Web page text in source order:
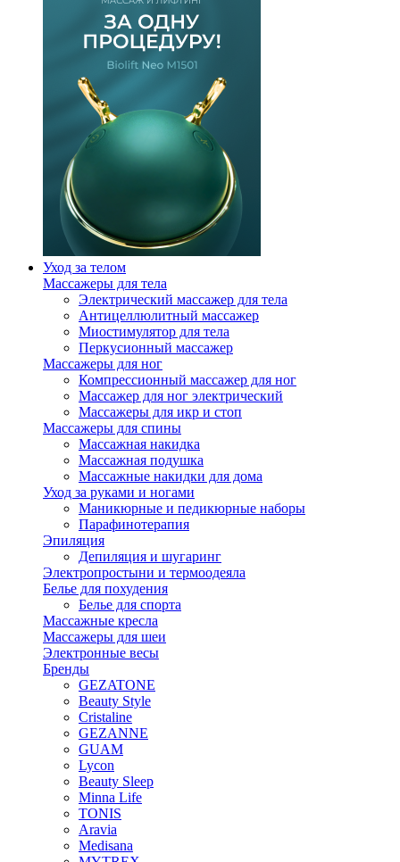
Уход за телом
Массажеры для тела
Электрический массажер для тела
Антицеллюлитный массажер
Миостимулятор для тела
Перкусионный массажер
Массажеры для ног
Компрессионный массажер для ног
Массажер для ног электрический
Массажеры для икр и стоп
Массажеры для спины
Массажная накидка
Массажная подушка
Массажные накидки для дома
Уход за руками и ногами
Маникюрные и педикюрные наборы
Парафинотерапия
Эпиляция
Депиляция и шугаринг
Электропростыни и термоодеяла
Белье для похудения
Белье для спорта
Массажные кресла
Массажеры для шеи
Электронные весы
Бренды
GEZATONE
Beauty Style
Cristaline
GEZANNE
GUAM
Lycon
Beauty Sleep
Minna Life
TONIS
Aravia
Medisana